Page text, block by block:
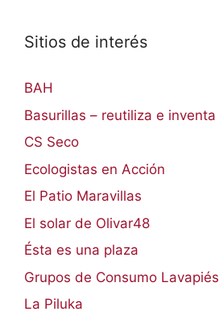
Sitios de interés
BAH
Basurillas – reutiliza e inventa
CS Seco
Ecologistas en Acción
El Patio Maravillas
El solar de Olivar48
Ésta es una plaza
Grupos de Consumo Lavapiés
La Piluka